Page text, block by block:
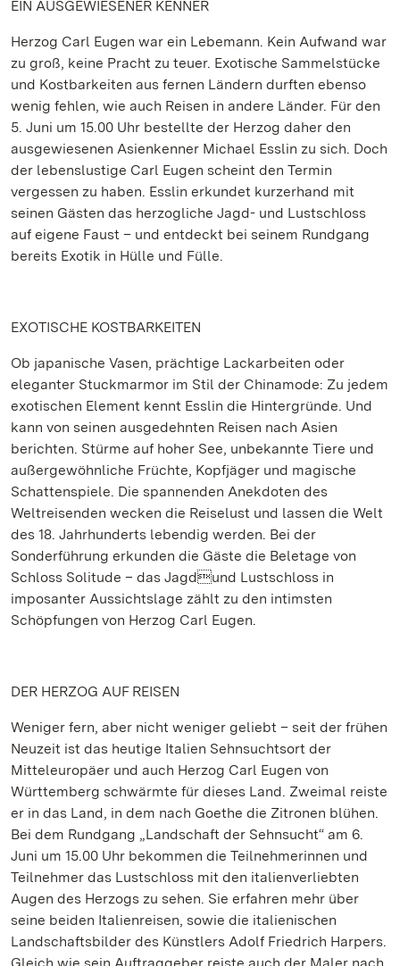
EIN AUSGEWIESENER KENNER
Herzog Carl Eugen war ein Lebemann. Kein Aufwand war
zu groß, keine Pracht zu teuer. Exotische Sammelstücke
und Kostbarkeiten aus fernen Ländern durften ebenso
wenig fehlen, wie auch Reisen in andere Länder. Für den
5. Juni um 15.00 Uhr bestellte der Herzog daher den
ausgewiesenen Asienkenner Michael Esslin zu sich. Doch
der lebenslustige Carl Eugen scheint den Termin
vergessen zu haben. Esslin erkundet kurzerhand mit
seinen Gästen das herzogliche Jagd- und Lustschloss
auf eigene Faust – und entdeckt bei seinem Rundgang
bereits Exotik in Hülle und Fülle.
EXOTISCHE KOSTBARKEITEN
Ob japanische Vasen, prächtige Lackarbeiten oder
eleganter Stuckmarmor im Stil der Chinamode: Zu jedem
exotischen Element kennt Esslin die Hintergründe. Und
kann von seinen ausgedehnten Reisen nach Asien
berichten. Stürme auf hoher See, unbekannte Tiere und
außergewöhnliche Früchte, Kopfjäger und magische
Schattenspiele. Die spannenden Anekdoten des
Weltreisenden wecken die Reiselust und lassen die Welt
des 18. Jahrhunderts lebendig werden. Bei der
Sonderführung erkunden die Gäste die Beletage von
Schloss Solitude – das Jagdund Lustschloss in
imposanter Aussichtslage zählt zu den intimsten
Schöpfungen von Herzog Carl Eugen.
DER HERZOG AUF REISEN
Weniger fern, aber nicht weniger geliebt – seit der frühen
Neuzeit ist das heutige Italien Sehnsuchtsort der
Mitteleuropäer und auch Herzog Carl Eugen von
Württemberg schwärmte für dieses Land. Zweimal reiste
er in das Land, in dem nach Goethe die Zitronen blühen.
Bei dem Rundgang „Landschaft der Sehnsucht“ am 6.
Juni um 15.00 Uhr bekommen die Teilnehmerinnen und
Teilnehmer das Lustschloss mit den italienverliebten
Augen des Herzogs zu sehen. Sie erfahren mehr über
seine beiden Italienreisen, sowie die italienischen
Landschaftsbilder des Künstlers Adolf Friedrich Harpers.